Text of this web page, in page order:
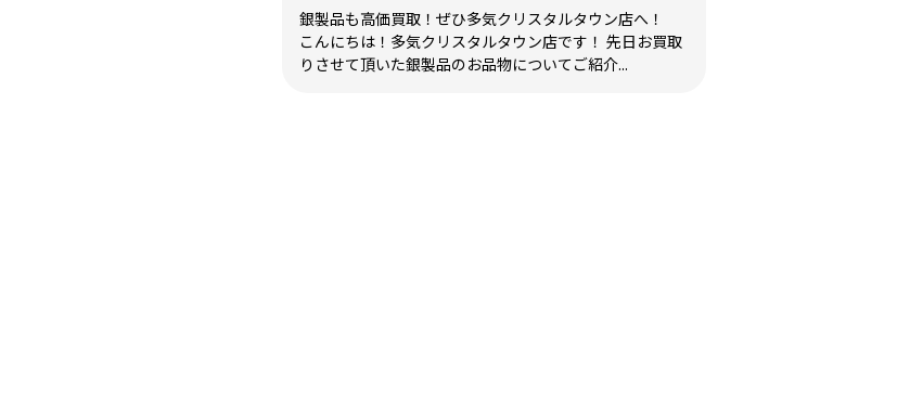
銀製品も高価買取！ぜひ多気クリスタルタウン店へ！
こんにちは！多気クリスタルタウン店です！ 先日お買取
りさせて頂いた銀製品のお品物についてご紹介...